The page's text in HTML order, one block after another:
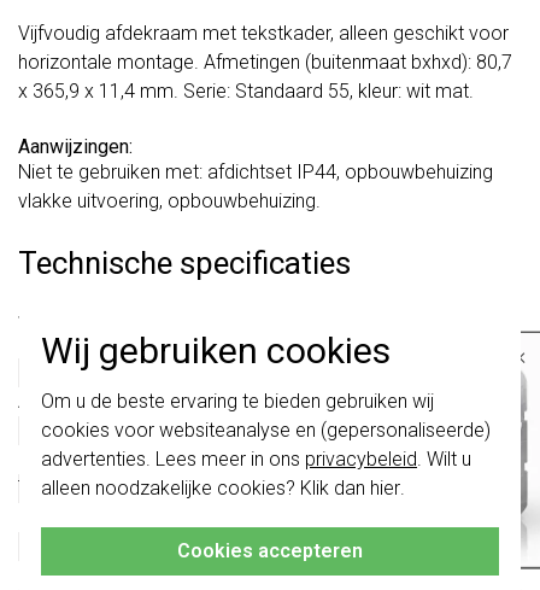
Wij gebruiken cookies
Om u de beste ervaring te bieden gebruiken wij
cookies voor websiteanalyse en (gepersonaliseerde)
advertenties. Lees meer in ons privacybeleid. Wilt u
alleen noodzakelijke cookies? Klik dan hier.
Cookies accepteren
Vijfvoudig afdekraam met tekstkader, alleen geschikt voor
horizontale montage. Afmetingen (buitenmaat bxhxd): 80,7
x 365,9 x 11,4 mm. Serie: Standaard 55, kleur: wit mat.
Aanwijzingen:
Niet te gebruiken met: afdichtset IP44, opbouwbehuizing
vlakke uitvoering, opbouwbehuizing.
Technische specificaties
Specificatie
Kleur
Wit
Halogeenvrij
Aantal eenheden
5
Met klapdeksel
Nee
Oppervlaktebescherming
Overig
Tekstveld/beschrijvingsvlak
Ja
Bevestigingswijze
Klembevestiging
×
schakelwippen zijn vernieuwd. Ze zijn
niette combineren met de schakelaars
van vóór augustus 2024.
Klik hiervoor meer informatie, zodat je